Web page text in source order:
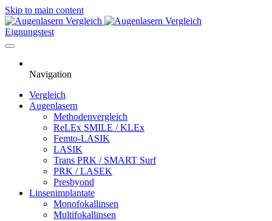
Skip to main content
Eignungstest
Navigation
Vergleich
Augenlasern
Methodenvergleich
ReLEx SMILE / KLEx
Femto-LASIK
LASIK
Trans PRK / SMART Surf
PRK / LASEK
Presbyond
Linsenimplantate
Monofokallinsen
Multifokallinsen